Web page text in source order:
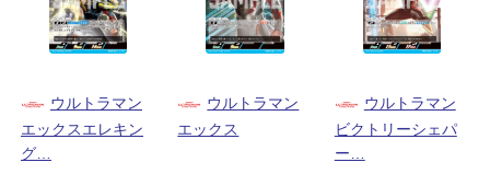
ウルトラマン
エックスエレキン
グ…
ウルトラマン
エックス
ウルトラマン
ビクトリーシェパ
ー…